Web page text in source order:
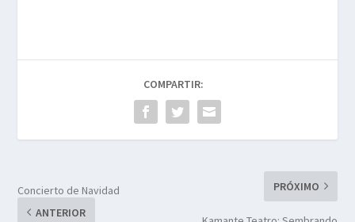
COMPARTIR:
Concierto de Navidad
ANTERIOR
PRÓXIMO